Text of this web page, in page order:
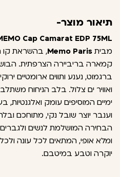
תיאור מוצר-
Cap Camarat EDP 75ML
מבית Memo Paris, בהשראת קו
קמארה בריביירה הצרפתית.
ברגמוט, נענע ותווים ארומטיים
ואוויר ים צלול. בלב הניחוח
ימיים המוסיפים עומק
וענבר יוצר שובל נקי, מתוחכם
הבחירה המושלמת לנשים ולגברים
ומלא אופי, המתאים לכל עונה
יוקרה וטבע במיטבם.